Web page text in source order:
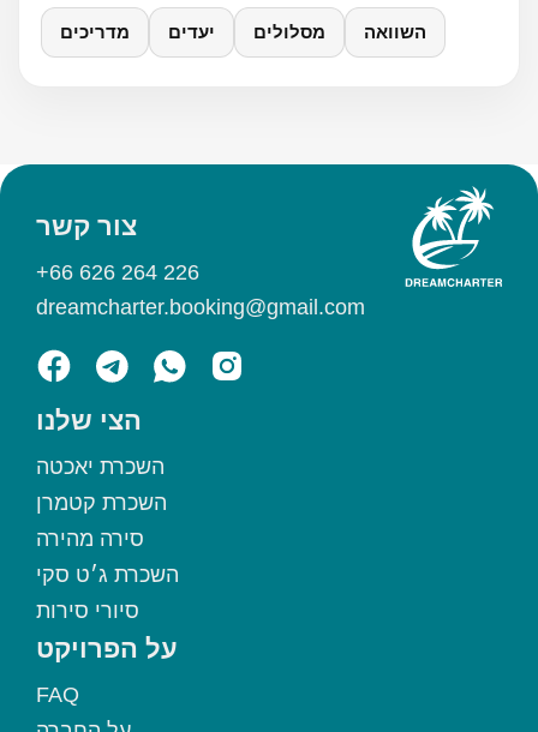
מדריכים יעדים מסלולים השוואה
הצי שלנו
השכרת יאכטה
השכרת קטמרן
סירה מהירה
השכרת ג׳ט סקי
סיורי סירות
על הפרויקט
FAQ
צור קשר
+66 626 264 226
dreamcharter.booking@gmail.com